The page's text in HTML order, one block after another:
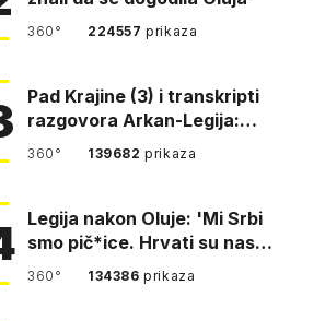
360° 224557prikaza
Pad Krajine (3) i transkripti
razgovora Arkan-Legija:
'Čujem, prelazite ustašam…
360° 139682prikaza
Legija nakon Oluje: 'Mi Srbi
smo pič*ice. Hrvati su nas
pomeli!'
360° 134386prikaza